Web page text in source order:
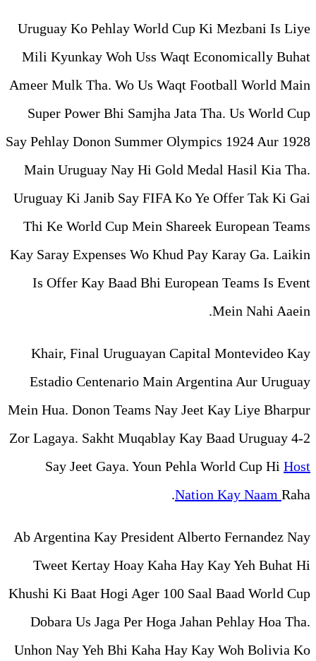
Uruguay Ko Pehlay World
Mili Kyunkay Woh Uss
Ameer Mulk Tha. Wo Us
Super Power Bhi Samjha
Say Pehlay Donon Summer
Main Uruguay Nay Hi
Uruguay Ki Janib Say FIFA
Thi Ke World Cup Mein
Kay Saray Expenses Wo
Is Offer Kay Baad Bhi
Khair, Final Uruguayan
Estadio Centenario Main
Mein Hua. Donon Teams Nay
Zor Lagaya. Sakht Muqablay
Say Jeet Gaya. Youn
Ab Argentina Kay President
Tweet Kertay Hoay Kaha
Khushi Ki Baat Hogi Ager
Dobara Us Jaga Per Hoga
Unhon Nay Yeh Bhi Kaha